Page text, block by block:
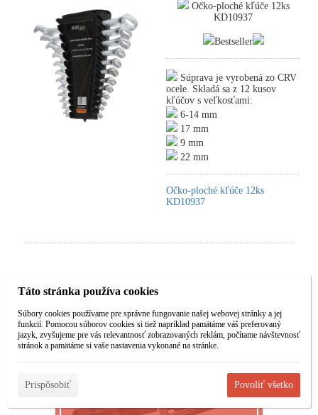
Očko-ploché kľúče 12ks
KD10937
Bestseller
Súprava je vyrobená zo CRV
ocele. Skladá sa z 12 kusov
kľúčov s veľkosťami:
6-14 mm
17 mm
9 mm
22 mm
Očko-ploché kľúče 12ks
KD10937
Táto stránka používa cookies
Súbory cookies používame pre správne fungovanie našej webovej stránky a jej
funkcií. Pomocou súborov cookies si tiež napríklad pamätáme váš preferovaný
jazyk, zvyšujeme pre vás relevantnosť zobrazovaných reklám, počítame návštevnosť
stránok a pamätáme si vaše nastavenia vykonané na stránke.
Prispôsobiť Povoliť všetko